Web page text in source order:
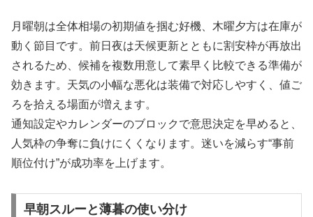
月曜朝は全体相場の初期値を掴む好機、木曜夕方は在庫が
動く節目です。前日夜は天候更新とともに割安枠が再放出
されるため、候補を複数用意して素早く比較できる準備が
効きます。天気の小幅な悪化は装備で対応しやすく、値ご
ろを拾える場面が増えます。
通知設定やカレンダーのブロックで意思決定を早めると、
人気枠の争奪に負けにくくなります。迷いを減らす“事前
順位付け”が成功率を上げます。
早朝スルーと薄暮の使い分け